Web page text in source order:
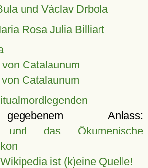
und Václav Drbola
Rosa Julia Billiart
Catalaunum
Catalaunum
Anlass:
und das Ökumenische
Wikipedia ist (k)eine Quelle!